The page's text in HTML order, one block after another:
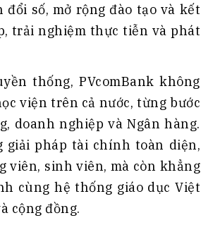
số, mở rộng đào tạo và kết
trải nghiệm thực tiễn và phát
thống, PVcomBank không
viện trên cả nước, từng bước
doanh nghiệp và Ngân hàng.
giải pháp tài chính toàn diện,
viên, sinh viên, mà còn khẳng
cùng hệ thống giáo dục Việt
cộng đồng.